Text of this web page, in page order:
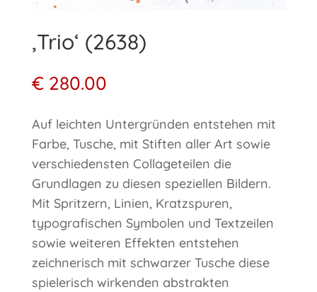
‚Trio‘ (2638)
€280.00
Auf leichten Untergründen entstehen mit
Farbe, Tusche, mit Stiften aller Art sowie
verschiedensten Collageteilen die
Grundlagen zu diesen speziellen Bildern.
Mit Spritzern, Linien, Kratzspuren,
typografischen Symbolen und Textzeilen
sowie weiteren Effekten entstehen
zeichnerisch mit schwarzer Tusche diese
spielerisch wirkenden abstrakten